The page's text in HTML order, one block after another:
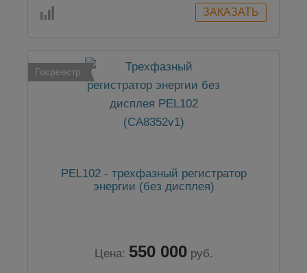
Госреестр
PEL102 - трехфазный регистратор
энергии (без дисплея)
Цена: 550 000 руб.